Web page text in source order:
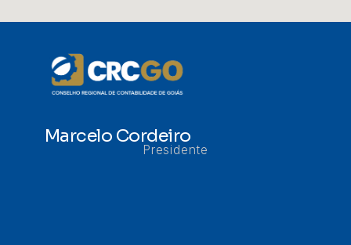
Marcelo Cordeiro
Presidente